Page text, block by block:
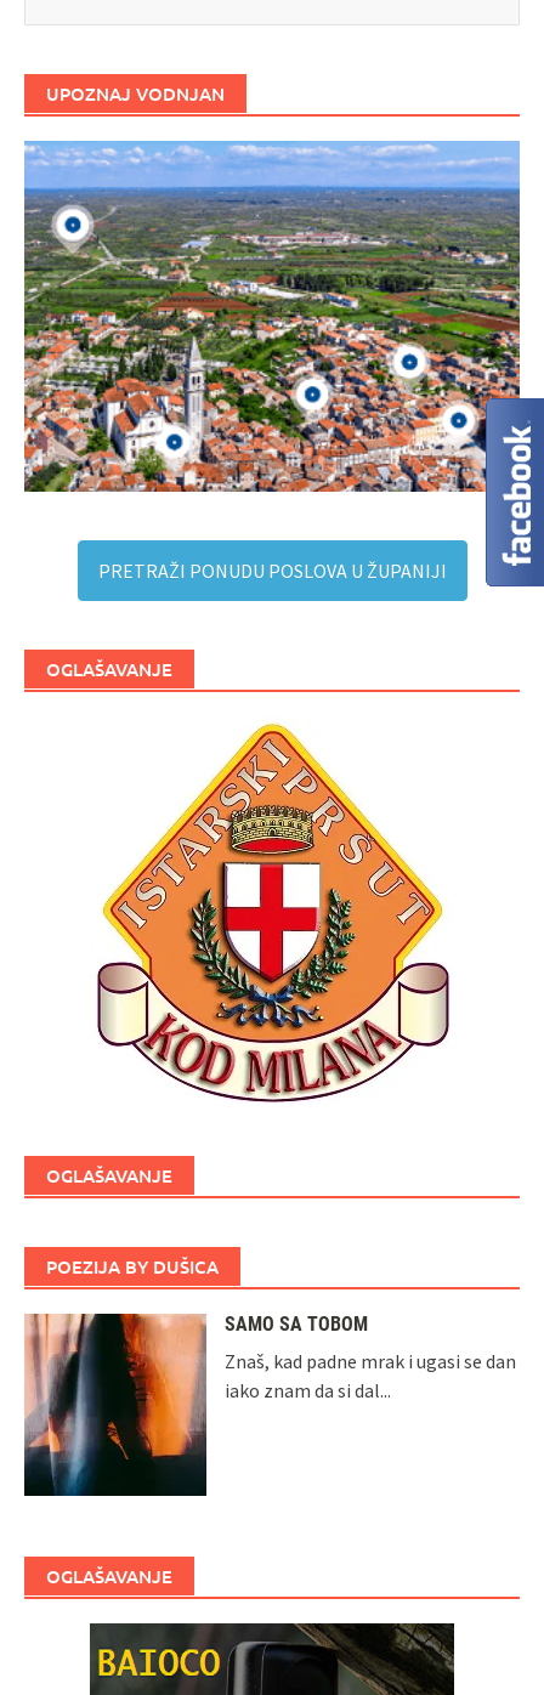
UPOZNAJ VODNJAN
PRETRAŽI PONUDU POSLOVA U ŽUPANIJI
OGLAŠAVANJE
OGLAŠAVANJE
POEZIJA BY DUŠICA
SAMO SA TOBOM
Znaš, kad padne mrak i ugasi se dan
iako znam da si dal...
OGLAŠAVANJE